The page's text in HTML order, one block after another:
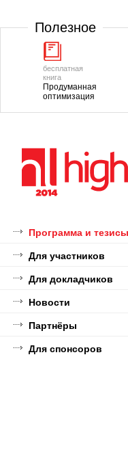
Полезноe
бесплатная
книга
Продуманная
оптимизация
Программа и тезисы
Для участников
Для докладчиков
Новости
Партнёры
Для спонсоров